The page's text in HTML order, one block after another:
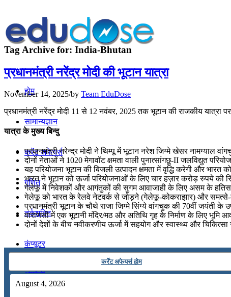
होम
सामान्यज्ञान
करेंट अफेयर्स
गणित
तर्कशक्ति
कंप्यूटर
अंग्रेजी
Tag Archive for: India-Bhutan
प्रधानमंत्री नरेंद्र मोदी की भूटान यात्रा
November 14, 2025/by Team EduDose
प्रधानमंत्री नरेंद्र मोदी 11 से 12 नवंबर, 2025 तक भूटान की राजकीय यात्रा
यात्रा के मुख्य बिन्दु
प्रधानमंत्री नरेन्‍द्र मोदी ने थिम्पू में भूटान नरेश जिग्मे खेसर नामग्याल
दोनों नेताओं ने 1020 मेगावॉट क्षमता वाली पुनात्सांगछू-II जलविद्युत
यह परियोजना भूटान की बिजली उत्पादन क्षमता में वृद्धि करेगी और
भारत ने भूटान को ऊर्जा परियोजनाओं के लिए चार हज़ार करोड़ रुपये की
गेलेफू में निवेशकों और आगंतुकों की सुगम आवाजाही के लिए असम के
गेलेफू को भारत के रेलवे नेटवर्क से जोड़ने (गेलेफू-कोकराझार) और समत्से-
प्रधानमंत्री भूटान के चौथे राजा जिग्मे सिंग्ये वांगचुक की 70वीं जयंती के
वाराणसी में एक भूटानी मंदिर/मठ और अतिथि गृह के निर्माण के लिए भूमि
दोनों देशों के बीच नवीकरणीय ऊर्जा में सहयोग और स्वास्थ्य और चिकित्सा
कर्रेंट अफेयर्स होम
August 4, 2026